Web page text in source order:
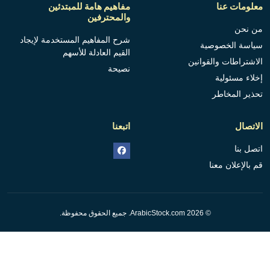
معلومات عنا
من نحن
سياسة الخصوصية
الاشتراطات والقوانين
إخلاء مسئولية
تحذير المخاطر
مفاهيم هامة للمبتدئين
والمحترفين
شرح المفاهيم المستخدمة لإيجاد
القيم العادلة للأسهم
نصيحة
الاتصال
اتصل بنا
قم بالإعلان معنا
اتبعنا
© 2026 ArabicStock.com. جميع الحقوق محفوظة.